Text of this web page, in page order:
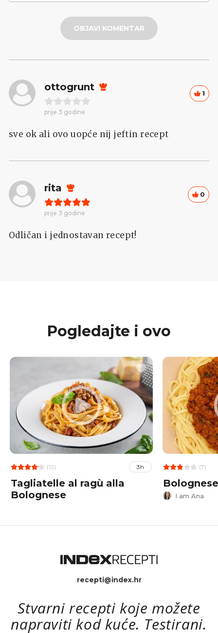
OBJAVI KOMENTAR
ottogrunt
prije 3 godine
1
sve ok ali ovo uopće nij jeftin recept
rita
prije 3 godine
0
Odličan i jednostavan recept!
Pogledajte i ovo
(12) 3h
Tagliatelle al ragù alla
Bolognese
(7)
I am Ana
recepti@index.hr
Stvarni recepti koje možete
napraviti kod kuće. Testirani.